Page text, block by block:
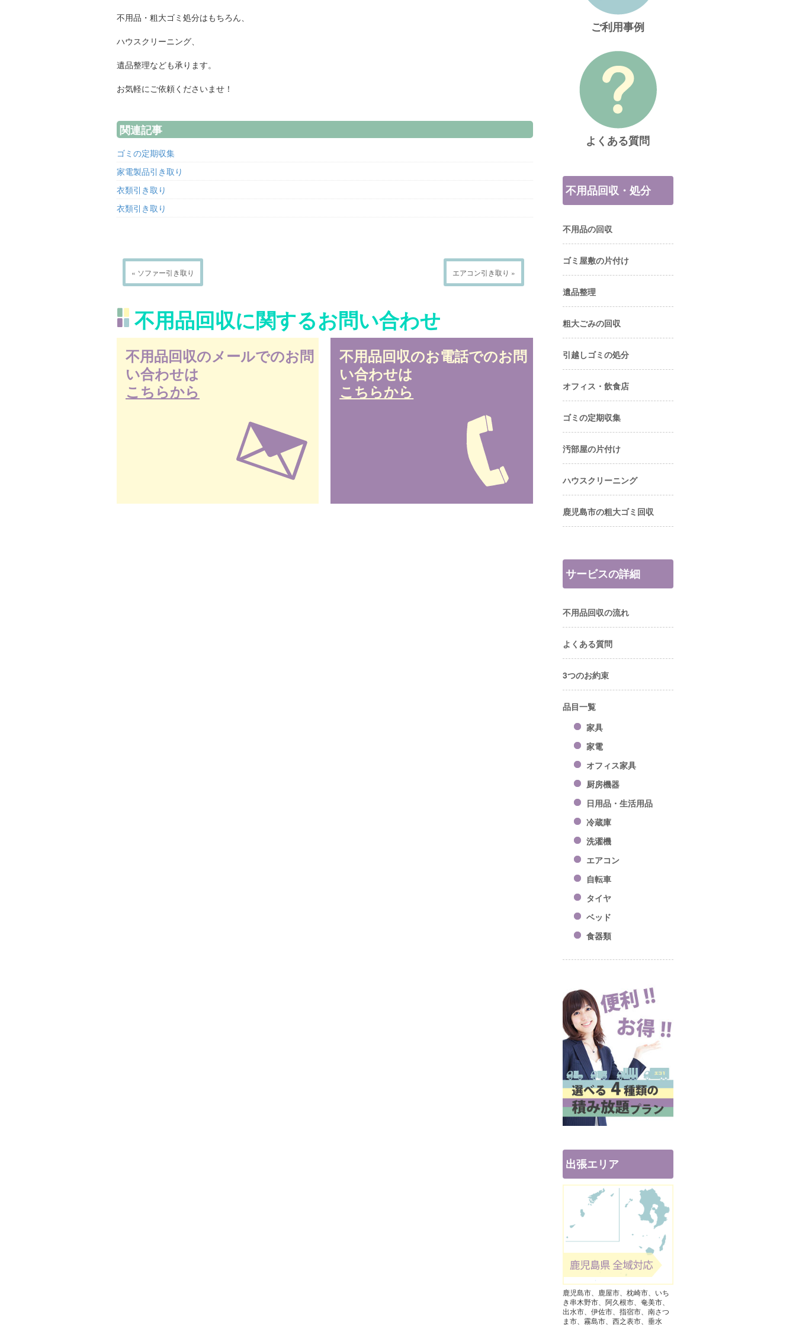
不用品・粗大ゴミ処分はもちろん、
ハウスクリーニング、
遺品整理なども承ります。
お気軽にご依頼くださいませ！
関連記事
ゴミの定期収集
家電製品引き取り
衣類引き取り
衣類引き取り
« ソファー引き取り エアコン引き取り »
不用品回収に関するお問い合わせ
不用品回収のメールでのお問
い合わせは
こちらから
不用品回収のお電話でのお問
い合わせは
こちらから
ご利用事例
よくある質問
不用品回収・処分
不用品の回収
ゴミ屋敷の片付け
遺品整理
粗大ごみの回収
引越しゴミの処分
オフィス・飲食店
ゴミの定期収集
汚部屋の片付け
ハウスクリーニング
鹿児島市の粗大ゴミ回収
サービスの詳細
不用品回収の流れ
よくある質問
3つのお約束
品目一覧
家具
家電
オフィス家具
厨房機器
日用品・生活用品
冷蔵庫
洗濯機
エアコン
自転車
タイヤ
ベッド
食器類
出張エリア
鹿児島市、鹿屋市、枕崎市、いち
き串木野市、阿久根市、奄美市、
出水市、伊佐市、指宿市、南さつ
ま市、霧島市、西之表市、垂水